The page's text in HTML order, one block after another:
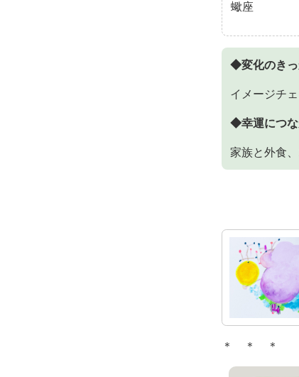
蠍座
◆変化のきっ
イメージチ
◆幸運につな
家族と外食
＊ ＊ ＊